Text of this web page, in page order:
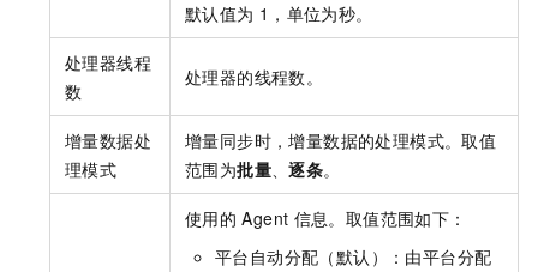
默认值为 1，单位为秒。
处理器线程
数
处理器的线程数。
增量数据处
理模式
增量同步时，增量数据的处理模式。取值
范围为批量、逐条。
使用的 Agent 信息。取值范围如下：
平台自动分配（默认）：由平台分配